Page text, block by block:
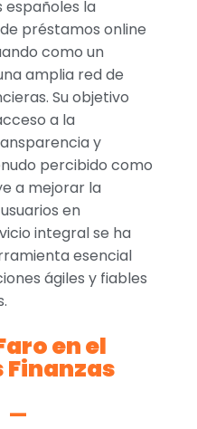
españoles la
préstamos online
como un
amplia red de
Su objetivo
a la
y
percibido como
a mejorar la
en
integral se ha
esencial
ágiles y fiables
en el
Finanzas